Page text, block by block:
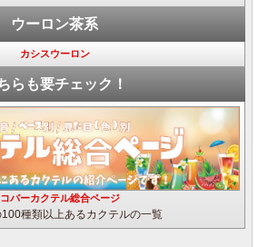
ウーロン茶系
カシスウーロン
らも要チェック！
バーカクテル総合ページ
種類以上あるカクテルの一覧